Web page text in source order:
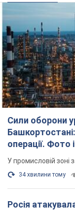
Сили оборони
У промисловій зоні
34 хвилини тому
Росія